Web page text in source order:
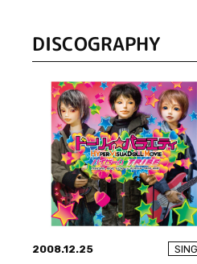
DISCOGRAPHY
2008.12.25